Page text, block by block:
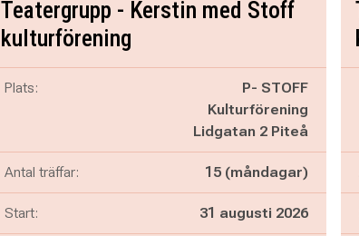
Teatergrupp - Kerstin med Stoff
kulturförening
Plats:
P- STOFF
Kulturförening
Lidgatan 2 Piteå
Antal träffar: 15 (måndagar)
Start: 31 augusti 2026